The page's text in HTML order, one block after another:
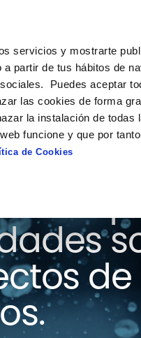
servicios y mostrarte
partir de tus hábitos de
Puedes aceptar
las cookies de forma
la instalación de todas
funcione y que por
de Cookies